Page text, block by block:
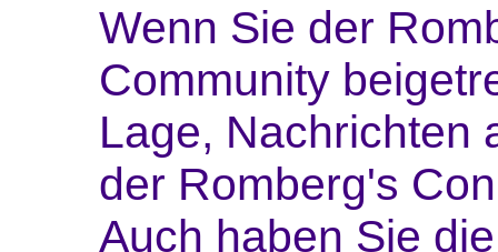
Wenn Sie der
Community
Lage, Nachrichten
der Romberg's
Auch haben Sie